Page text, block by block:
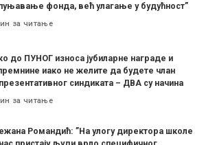
фонда, већ улагање у будућност”
за читање
до ПУНОГ износа јубиларне награде и
иако не желите да будете члан
синдиката – ДВА су начина
за читање
Романдић: ”На улогу директора школе